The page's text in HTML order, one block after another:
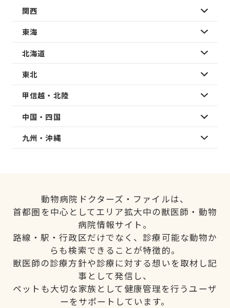
関西
東海
北海道
東北
甲信越・北陸
中国・四国
九州・沖縄
動物病院ドクターズ・ファイルは、
首都圏を中心としてエリア拡大中の獣医師・動物
病院情報サイト。
路線・駅・行政区だけでなく、診療可能な動物か
らも検索できることが特徴的。
獣医師の診療方針や診療に対する想いを取材し記
事として発信し、
ペットも大切な家族として健康管理を行うユーザ
ーをサポートしています。